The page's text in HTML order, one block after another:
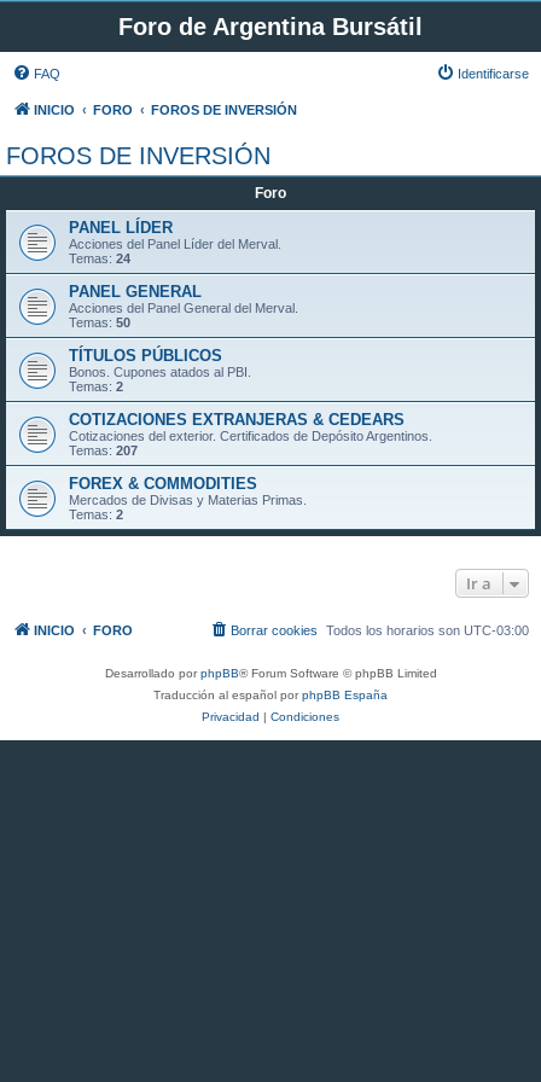
Foro de Argentina Bursátil
FAQ Identificarse
INICIO FORO FOROS DE INVERSIÓN
FOROS DE INVERSIÓN
Foro
PANEL LÍDER
Acciones del Panel Líder del Merval.
Temas: 24
PANEL GENERAL
Acciones del Panel General del Merval.
Temas: 50
TÍTULOS PÚBLICOS
Bonos. Cupones atados al PBI.
Temas: 2
COTIZACIONES EXTRANJERAS & CEDEARS
Cotizaciones del exterior. Certificados de Depósito Argentinos.
Temas: 207
FOREX & COMMODITIES
Mercados de Divisas y Materias Primas.
Temas: 2
Ir a
INICIO FORO Todos los horarios son UTC-03:00
Borrar cookies
Desarrollado porphpBB® Forum Software © phpBB Limited
Traducción al español porphpBB España
Privacidad | Condiciones